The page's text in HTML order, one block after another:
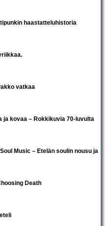
haastatteluhistoria
vatkaa
ja kovaa – Rokkikuvia 70-luvulta
Music – Etelän soulin nousu ja
Death